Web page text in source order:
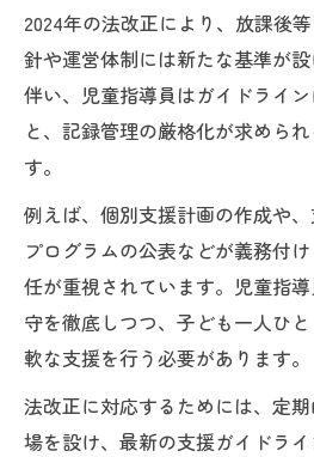
2024年の法改正により、放課後
針や運営体制には新たな基準が
伴い、児童指導員はガイドライ
と、記録管理の厳格化が求めら
す。
例えば、個別支援計画の作成や、
プログラムの公表などが義務付
任が重視されています。児童指
守を徹底しつつ、子ども一人ひ
軟な支援を行う必要があります。
法改正に対応するためには、定
場を設け、最新の支援ガイドラ